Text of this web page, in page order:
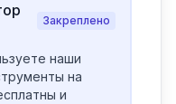
Закреплено
наши
на
и